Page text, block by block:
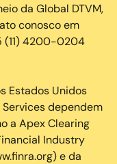
da Global DTVM,
conosco em
(11) 4200-0204
Estados Unidos
dependem
a Apex Clearing
Industry
e da